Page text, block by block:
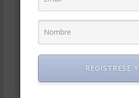
resentimientos con la
que se adjudicaron la
el desempeño del
identificación con la
El ejercicio laboral:Ante la
Síndrome de Anát el
manera rutinaria y
evita agregar valor por la
REGISTRESE